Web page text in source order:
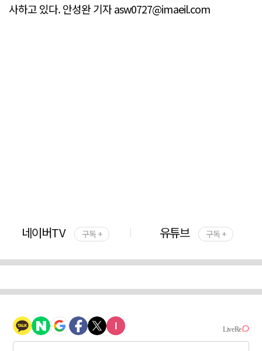
사하고 있다. 안성완 기자 asw0727@imaeil.com
네이버TV 구독 + 유튜브 구독 +